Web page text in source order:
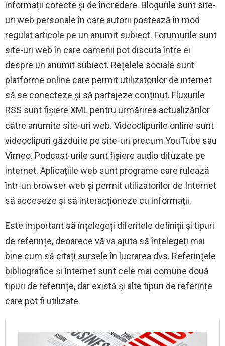
informații corecte și de încredere. Blogurile sunt site-
uri web personale în care autorii postează în mod
regulat articole pe un anumit subiect. Forumurile sunt
site-uri web în care oamenii pot discuta între ei
despre un anumit subiect. Rețelele sociale sunt
platforme online care permit utilizatorilor de internet
să se conecteze și să partajeze conținut. Fluxurile
RSS sunt fișiere XML pentru urmărirea actualizărilor
către anumite site-uri web. Videoclipurile online sunt
videoclipuri găzduite pe site-uri precum YouTube sau
Vimeo. Podcast-urile sunt fișiere audio difuzate pe
internet. Aplicațiile web sunt programe care rulează
într-un browser web și permit utilizatorilor de Internet
să acceseze și să interacționeze cu informații.
Este important să înțelegeți diferitele definiții și tipuri
de referințe, deoarece vă va ajuta să înțelegeți mai
bine cum să citați sursele în lucrarea dvs. Referințele
bibliografice și Internet sunt cele mai comune două
tipuri de referințe, dar există și alte tipuri de referințe
care pot fi utilizate.